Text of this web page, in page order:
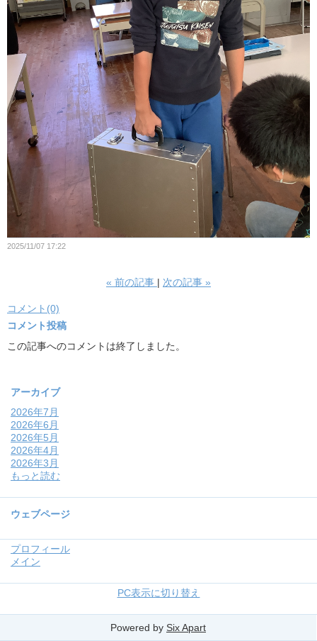
2025/11/07 17:22
« 前の記事 次の記事 »
コメント(0)
コメント投稿
この記事へのコメントは終了しました。
アーカイブ
2026年7月
2026年6月
2026年5月
2026年4月
2026年3月
もっと読む
ウェブページ
プロフィール
メイン
PC表示に切り替え
Powered by Six Apart